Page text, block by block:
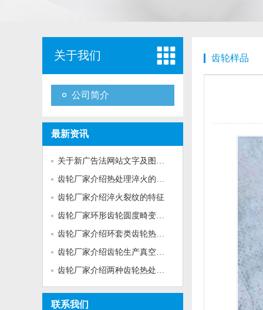
关于我们
公司简介
最新资讯
关于新广告法网站文字及图片的...
齿轮厂家介绍热处理淬火的基本...
齿轮厂家介绍淬火裂纹的特征
齿轮厂家环形齿轮圆度畸变的热...
齿轮厂家介绍环套类齿轮热处理...
齿轮厂家介绍齿轮生产真空加热...
齿轮厂家介绍两种齿轮热处理工...
联系我们
齿轮样品